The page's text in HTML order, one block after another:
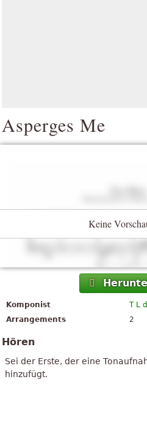
Asperges Me
Keine
Komponist
T L
Arrangements
2
Hören
Sei der Erste, der eine
hinzufügt.